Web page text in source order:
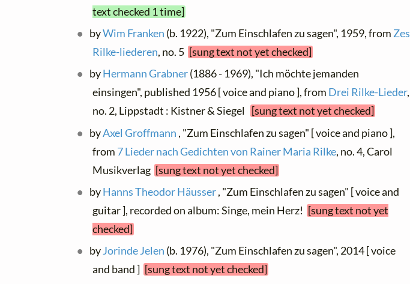
text checked 1 time]
byWim Franken (b. 1922), "Zum Einschlafen zu sagen", 1959, from Zes
Rilke-liederen, no. 5 [sung text not yet checked]
byHermann Grabner(1886 - 1969), "Ich möchte jemanden
einsingen", published 1956 [ voice and piano ], from Drei Rilke-Lieder,
no. 2, Lippstadt : Kistner & Siegel
[sung text not yet checked]
byAxel Groffmann , "Zum Einschlafen zu sagen" [ voice and piano ],
from 7 Lieder nach Gedichten von Rainer Maria Rilke, no. 4, Carol
Musikverlag [sung text not yet checked]
byHanns Theodor Häusser, "Zum Einschlafen zu sagen" [ voice and
guitar ], recorded on album: Singe, mein Herz! [sung text not yet
checked]
byJorinde Jelen (b. 1976), "Zum Einschlafen zu sagen", 2014 [ voice
and band ] [sung text not yet checked]